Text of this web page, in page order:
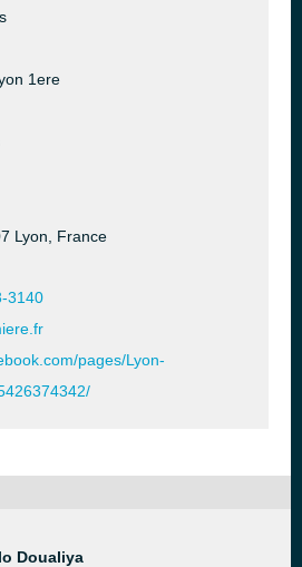
1ere
Lyon, France
3140
pages/Lyon-
Doualiya